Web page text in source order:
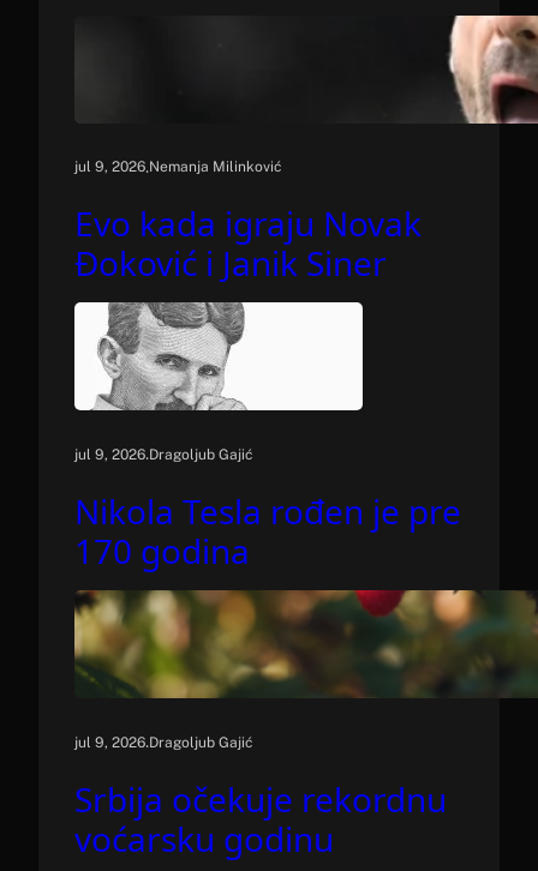
jul 9, 2026.Nemanja Milinković
Evo kada igraju Novak
Đoković i Janik Siner
jul 9, 2026.Dragoljub Gajić
Nikola Tesla rođen je pre
170 godina
jul 9, 2026.Dragoljub Gajić
Srbija očekuje rekordnu
voćarsku godinu